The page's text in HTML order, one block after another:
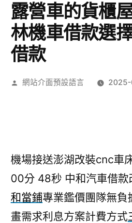
露營車的貨櫃
林機車借款選
借款
作
網站介面預設語言
機場接送澎湖改裝cnc車
00分 48秒 中和汽車借
和當鋪專業鑑價團隊無負
畫需求利息方案計費方式